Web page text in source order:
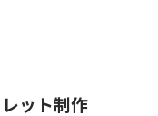
ット制作